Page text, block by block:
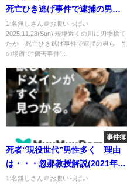
死亡ひき逃げ事件で逮捕の男
ら 別の場所で“傷害事件”に関
与し逃走中だった可能性／阪
神・優勝パレード 藤川監督・
る【11/22最新ニュース】
1:名無しさん＠お腹いっぱい
2025.11.23(Sun) 現場近くの川に刃物捨て
たか 死亡ひき逃げ事件で逮捕の男ら 別
の場所で“傷害事件”...
事件簿
死者“現役世代”男性多く 理由
は・・・忽那教授解説(2021年9
月2日)
1:名無しさん＠お腹いっぱい